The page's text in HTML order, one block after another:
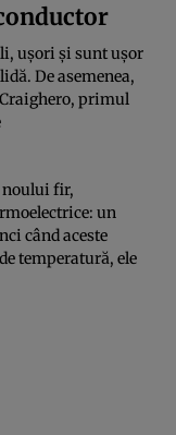
ușori și sunt ușor
De asemenea,
primul
noului fir,
un
când aceste
temperatură, ele